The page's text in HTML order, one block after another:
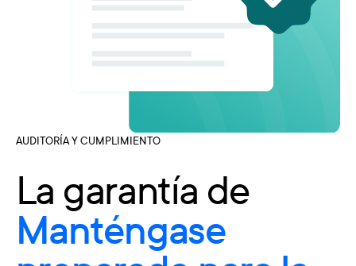
AUDITORÍA Y CUMPLIMIENTO
La garantía de
Manténgase